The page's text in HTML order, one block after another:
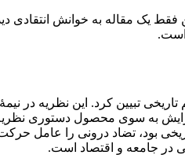
فقط یک مقاله به خوانش
است‌‌‌‌‌‌.
تبیین کرد‌‌‌‌. این‌ نظریه
گرایش به سوی محصول‌ دستوری
بود‌‌‌‌، تضاد درونی را‌ عامل‌
در جامعه‌ و اقتصاد‌ است‌‌‌‌‌‌.